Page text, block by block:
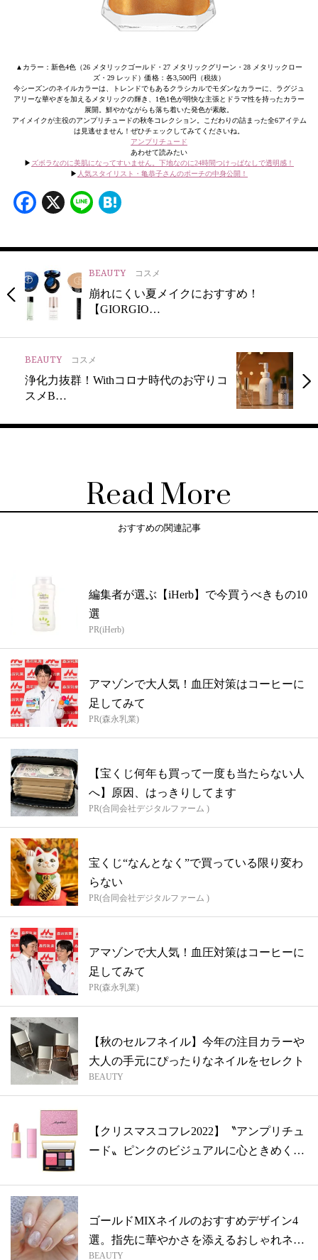
▲カラー：新色4色（26 メタリックゴールド・27 メタリックグリーン・28 メタリックロー
ズ・29 レッド）価格：各3,500円（税抜）
今シーズンのネイルカラーは、トレンドでもあるクラシカルでモダンなカラーに、ラグジュ
アリーな華やぎを加えるメタリックの輝き、1色1色が明快な主張とドラマ性を持ったカラー
展開。鮮やかながらも落ち着いた発色が素敵。
アイメイクが主役のアンプリチュードの秋冬コレクション。こだわりの詰まった全6アイテム
は見逃せません！ぜひチェックしてみてくださいね。
アンプリチュード
あわせて読みたい
▶︎ ズボラなのに美肌になってすいません。下地なのに24時間つけっぱなしで透明感！
▶︎ 人気スタイリスト・亀恭子さんのポーチの中身公開！
Facebook
X Line
BEAUTY コスメ
崩れにくい夏メイクにおすすめ！
【GIORGIO…
BEAUTY コスメ
浄化力抜群！Withコロナ時代のお守りコ
スメB…
Read More
おすすめの関連記事
編集者が選ぶ【iHerb】で今買うべきもの10
選
PR(iHerb)
アマゾンで大人気！血圧対策はコーヒーに
足してみて
PR(森永乳業)
【宝くじ何年も買って一度も当たらない人
へ】原因、はっきりしてます
PR(合同会社デジタルファーム )
宝くじ“なんとなく”で買っている限り変わ
らない
PR(合同会社デジタルファーム )
アマゾンで大人気！血圧対策はコーヒーに
足してみて
PR(森永乳業)
【秋のセルフネイル】今年の注目カラーや
大人の手元にぴったりなネイルをセレクト
BEAUTY
【クリスマスコフレ2022】〝アンプリチュ
ード〟ピンクのビジュアルに心ときめく
ゴールドMIXネイルのおすすめデザイン4
選。指先に華やかさを添えるおしゃれネイ
BEAUTY